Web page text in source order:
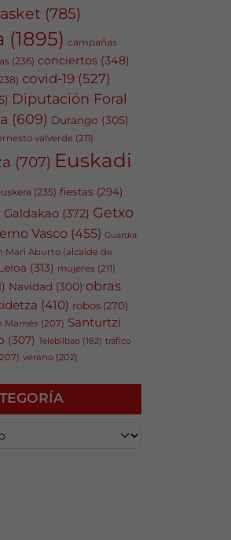
(785)
(1895) campañas
(236) conciertos (348)
covid-19 (527)
Diputación Foral
(609) Durango (305)
valverde (211)
(707) Euskadi
(235) fiestas (294)
Galdakao (372) Getxo
Vasco (455) Guardia
Mari Aburto (alcalde de
(313) mujeres (211)
Navidad (300) obras
(410) robos (270)
Mamés (207) Santurtzi
(307) Telebilbao (182) tráfico
verano (202)